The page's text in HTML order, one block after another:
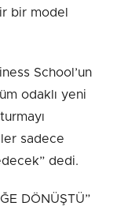
bir model
School’un
odaklı yeni
sadece
dedi.
DÖNÜŞTÜ”